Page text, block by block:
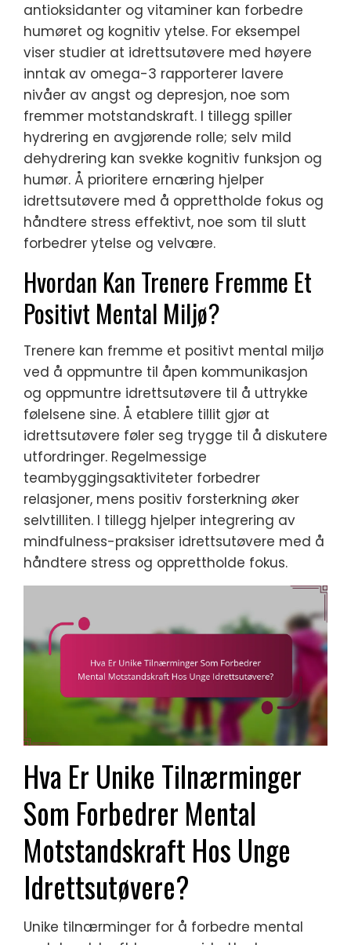
antioksidanter og vitaminer kan forbedre
humøret og kognitiv ytelse. For eksempel
viser studier at idrettsutøvere med høyere
inntak av omega-3 rapporterer lavere
nivåer av angst og depresjon, noe som
fremmer motstandskraft. I tillegg spiller
hydrering en avgjørende rolle; selv mild
dehydrering kan svekke kognitiv funksjon og
humør. Å prioritere ernæring hjelper
idrettsutøvere med å opprettholde fokus og
håndtere stress effektivt, noe som til slutt
forbedrer ytelse og velvære.
Hvordan Kan Trenere Fremme Et
Positivt Mental Miljø?
Trenere kan fremme et positivt mental miljø
ved å oppmuntre til åpen kommunikasjon
og oppmuntre idrettsutøvere til å uttrykke
følelsene sine. Å etablere tillit gjør at
idrettsutøvere føler seg trygge til å diskutere
utfordringer. Regelmessige
teambyggingsaktiviteter forbedrer
relasjoner, mens positiv forsterkning øker
selvtilliten. I tillegg hjelper integrering av
mindfulness-praksiser idrettsutøvere med å
håndtere stress og opprettholde fokus.
Hva Er Unike Tilnærminger
Som Forbedrer Mental
Motstandskraft Hos Unge
Idrettsutøvere?
Unike tilnærminger for å forbedre mental